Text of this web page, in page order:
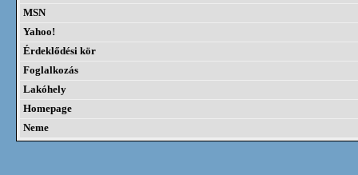
MSN
Yahoo!
Érdeklődési kör
Foglalkozás
Lakóhely
Homepage
Neme